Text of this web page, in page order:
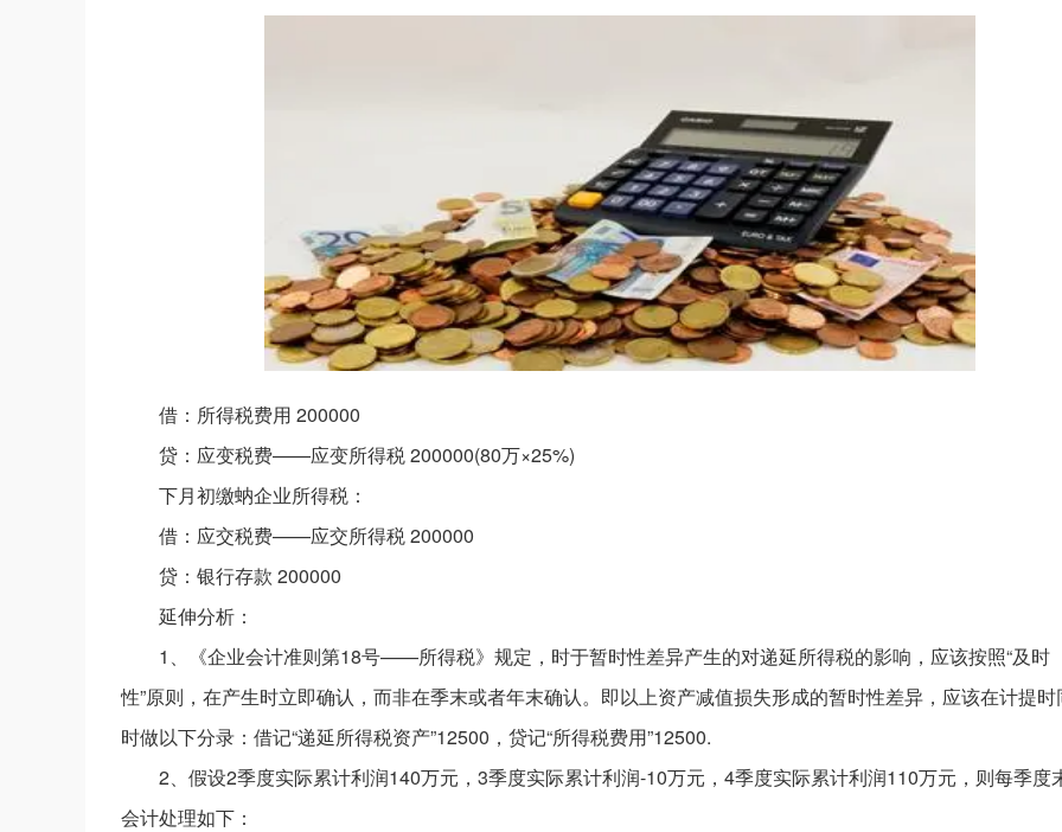
借：所得税费用 200000
贷：应变税费——应变所得税 200000(80万×25%)
下月初缴蚋企业所得税：
借：应交税费——应交所得税 200000
贷：银行存款 200000
延伸分析：
1、《企业会计准则第18号——所得税》规定，时于暂时性差异产生的对递延所得税的影响，应该按照“及时
性”原则，在产生时立即确认，而非在季末或者年末确认。即以上资产减值损失形成的暂时性差异，应该在计提时
时做以下分录：借记“递延所得税资产”12500，贷记“所得税费用”12500.
2、假设2季度实际累计利润140万元，3季度实际累计利润-10万元，4季度实际累计利润110万元，则每季度
会计处理如下：